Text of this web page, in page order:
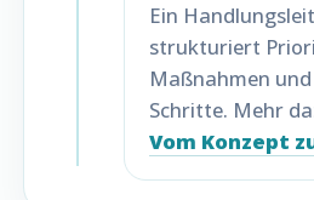
Ein
strukturiert
Maßnahmen
Schritte. Mehr
Vom Konzept